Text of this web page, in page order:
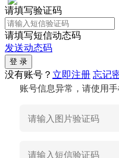
请填写验证码
请填写短信动态码
发送动态码
没有账号？ 立即注册 忘记
账号信息异常，请使用